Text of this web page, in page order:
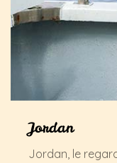
Jordan
Jordan, le